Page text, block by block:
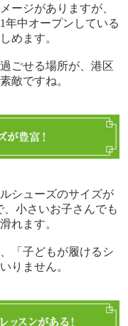
ージがありますが、
1年中オープンしている
めます。
ごせる場所が、港区
敵ですね。
シューズのサイズが
小さいお子さんでも
れます。
「子どもが履けるシ
りません。